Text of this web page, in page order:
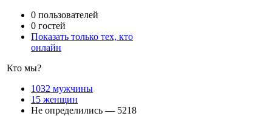
0 пользователей
0 гостей
Показать только тех, кто
онлайн
Кто мы?
1032 мужчины
15 женщин
Не определились — 5218